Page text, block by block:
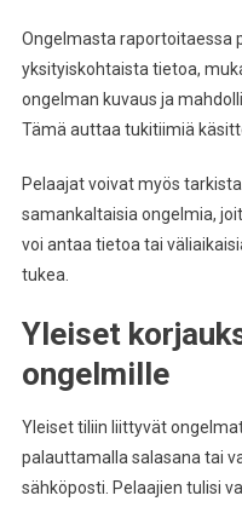
Ongelmasta raportoitaessa
yksityiskohtaista tietoa,
ongelman kuvaus ja
Tämä auttaa tukitiimiä
Pelaajat voivat myös
samankaltaisia ongelmia,
voi antaa tietoa tai
tukea.
Yleiset
ongelmille
Yleiset tiliin liittyvät
palauttamalla salasana tai
sähköposti. Pelaajien tulisi